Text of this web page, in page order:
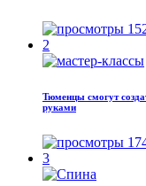
2
Тюменцы смогут
руками
3